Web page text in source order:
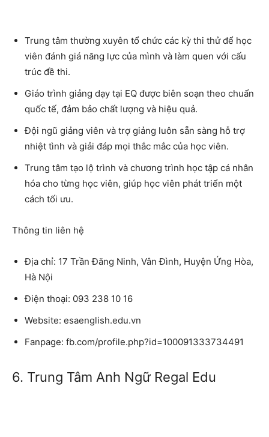
Trung tâm thường xuyên tổ chức các kỳ thi thử để học
viên đánh giá năng lực của mình và làm quen với cấu
trúc đề thi.
Giáo trình giảng dạy tại EQ được biên soạn theo chuẩn
quốc tế, đảm bảo chất lượng và hiệu quả.
Đội ngũ giảng viên và trợ giảng luôn sẵn sàng hỗ trợ
nhiệt tình và giải đáp mọi thắc mắc của học viên.
Trung tâm tạo lộ trình và chương trình học tập cá nhân
hóa cho từng học viên, giúp học viên phát triển một
cách tối ưu.
Thông tin liên hệ
Địa chỉ: 17 Trần Đăng Ninh, Vân Đình, Huyện Ứng Hòa,
Hà Nội
Điện thoại: 093 238 10 16
Website: esaenglish.edu.vn
Fanpage: fb.com/profile.php?id=100091333734491
6. Trung Tâm Anh Ngữ Regal Edu